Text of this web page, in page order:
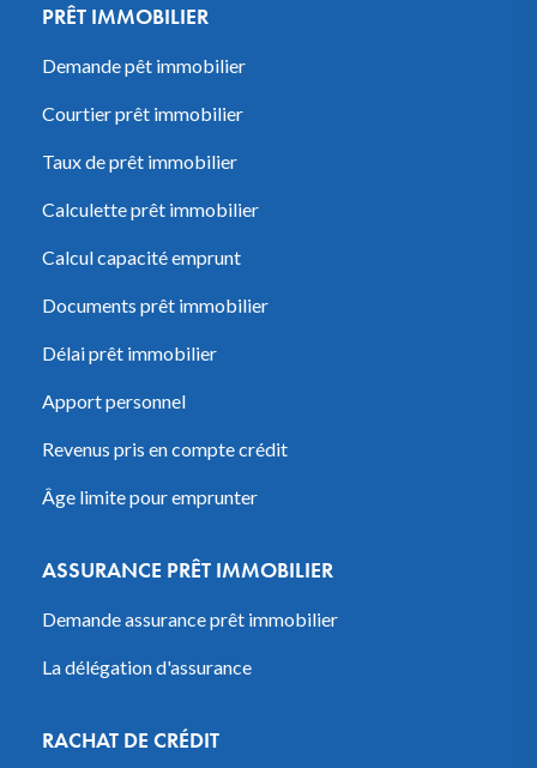
PRÊT IMMOBILIER
Demande pêt immobilier
Courtier prêt immobilier
Taux de prêt immobilier
Calculette prêt immobilier
Calcul capacité emprunt
Documents prêt immobilier
Délai prêt immobilier
Apport personnel
Revenus pris en compte crédit
Âge limite pour emprunter
ASSURANCE PRÊT IMMOBILIER
Demande assurance prêt immobilier
La délégation d'assurance
RACHAT DE CRÉDIT